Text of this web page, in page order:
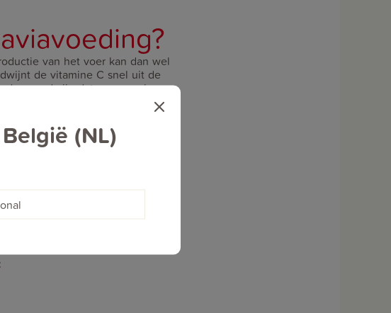
(NL)
van het voer kan dan wel
de vitamine C snel uit de
goed zijn dat wanneer je
raden om er zelf nog voor te
C bevatten. Het is wel
heel kieskeurig zijn op
later weg te halen als deze